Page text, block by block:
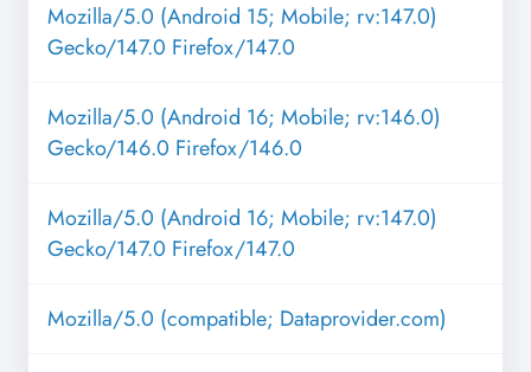
Mozilla/5.0 (Android 15; Mobile; rv:147.0)
Gecko/147.0 Firefox/147.0
Mozilla/5.0 (Android 16; Mobile; rv:146.0)
Gecko/146.0 Firefox/146.0
Mozilla/5.0 (Android 16; Mobile; rv:147.0)
Gecko/147.0 Firefox/147.0
Mozilla/5.0 (compatible; Dataprovider.com)